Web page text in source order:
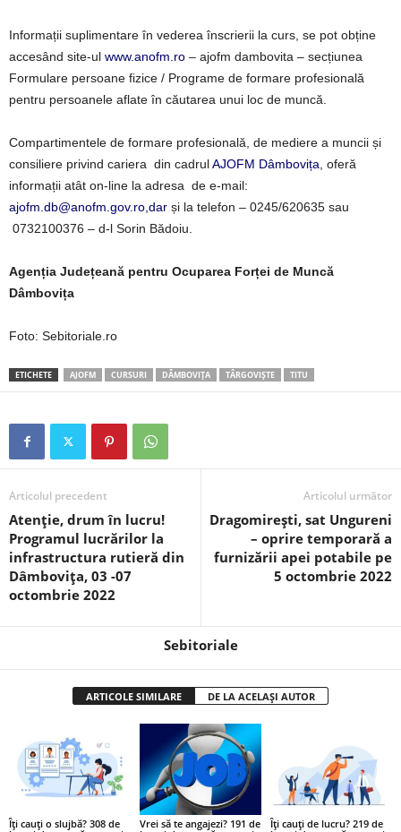
Informații suplimentare în vederea înscrierii la curs, se pot obține
accesând site-ul www.anofm.ro – ajofm dambovita – secțiunea
Formulare persoane fizice / Programe de formare profesională
pentru persoanele aflate în căutarea unui loc de muncă.
Compartimentele de formare profesională, de mediere a muncii și
consiliere privind cariera din cadrulAJOFM Dâmbovița , oferă
informații atât on-line la adresa de e-mail:
ajofm.db@anofm.gov.ro,dar și la telefon – 0245/620635 sau
0732100376 – d-l Sorin Bădoiu.
Agenția Județeană pentru Ocuparea Forței de Muncă
Dâmbovița
Foto: Sebitoriale.ro
ETICHETE AJOFM CURSURI DÂMBOVIȚA TÂRGOVIȘTE TITU
Articolul precedent
Atenție, drum în lucru!
Programul lucrărilor la
infrastructura rutieră din
Dâmbovița, 03 -07
octombrie 2022
Articolul următor
Dragomirești, sat Ungureni
– oprire temporară a
furnizării apei potabile pe
5 octombrie 2022
Sebitoriale
ARTICOLE SIMILARE DE LA ACELAȘI AUTOR
Îți cauți o slujbă? 308 de
Vrei să te angajezi? 191 de
Îți cauți de lucru? 219 de